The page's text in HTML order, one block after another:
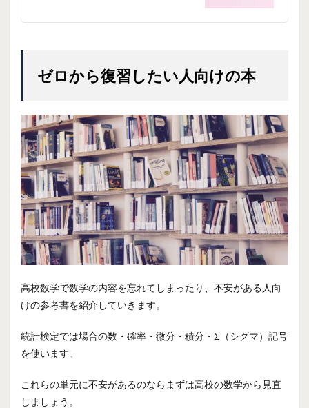
ゼロから復習したい人向けの本
高校数学で数学の内容を忘れてしまったり、不安がある人向
けの参考書を紹介していきます。
統計検定では場合の数・確率・微分・積分・Σ（シグマ）記号
を使います。
これらの単元に不安があるのならまずは高校の数学から見直
しましょう。